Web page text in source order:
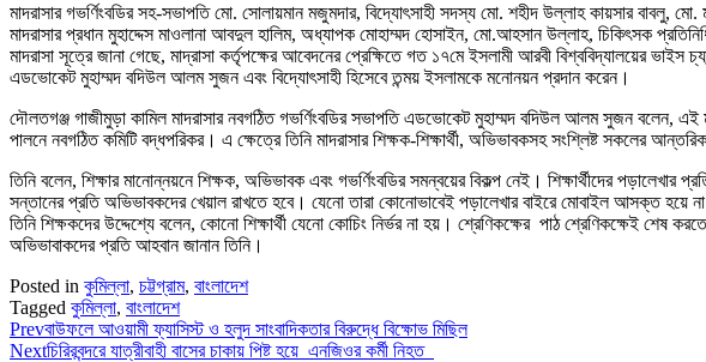
মাদরাসার গভর্ণিংবডির সহ-সভাপতি মো. সোলায়মান মজুমদার, বিদ্যোৎসাহী সদস্য মো. শহীদ উল্লাহ কায়সার বাবলু,
মাদরাসার প্রধান মুহাদ্দেস মাওলানা আবদুল হালিম, অধ্যাপক মোহাম্মদ হোসাইন, মো.আহসান উল্লাহ, চিকিৎসক
মাদরাসা সূত্রে জানা গেছে, মাদ্রাসা কর্তৃপক্ষের আবেদনের প্রেক্ষিতে গত ১৭মে ইসলামী আরবী বিশ্ববিদ্যালয়ের
এডভোকেট মুহাম্মদ বদিউল আলম সুজন এবং বিদ্যোৎসাহী হিসেবে তন্ময় ইসলামকে মনোনয়ন প্রদান করেন।
দৌলতগঞ্জ গাজীমুড়া কামিল মাদরাসার নবগঠিত গভর্ণিংবডির সভাপতি এডভোকেট মুহাম্মদ বদিউল আলম সুজন বলেন, এই
পালনে নবগঠিত কমিটি বদ্ধপরিকর। এ ক্ষেত্রে তিনি মাদরাসার শিক্ষক-শিক্ষার্থী, অভিভাবকসহ সংশ্লিষ্ট সকলের
তিনি বলেন, শিক্ষার মানোন্নয়নে শিক্ষক, অভিভাবক এবং গভর্ণিংবডির সমন্বয়ের বিকল্প নেই। শিক্ষার্থীদের
সন্তানের প্রতি অভিভাবকদের খেয়াল রাখতে হবে। যেনো তারা কোনোভাবেই পড়ালেখার বাইরে মোবাইল আসক্ত হয়ে না
তিনি শিক্ষকদের উদ্দেশ্যে বলেন, কোনো শিক্ষার্থী যেনো কোচিং নির্ভর না হয়। শ্রেণিকক্ষের পাঠ শ্রেণিকক্ষেই শেষ
অভিভাবাকদের প্রতি আহবান জানান তিনি।
Posted in কুমিল্লা, চট্টগ্রাম, বাংলাদেশ
Tagged কুমিল্লা, বাংলাদেশ
Prevবাউফলে আওয়ামী ফ্যাসিস্ট ও হলুদ সাংবাদিকতার বিরুদ্ধে বিক্ষোভ মিছিল
Nextচিরিরবন্দরে যাত্রীবাহী বাসের চাকায় পিষ্ট হয়ে এনজিওর কর্মী নিহত